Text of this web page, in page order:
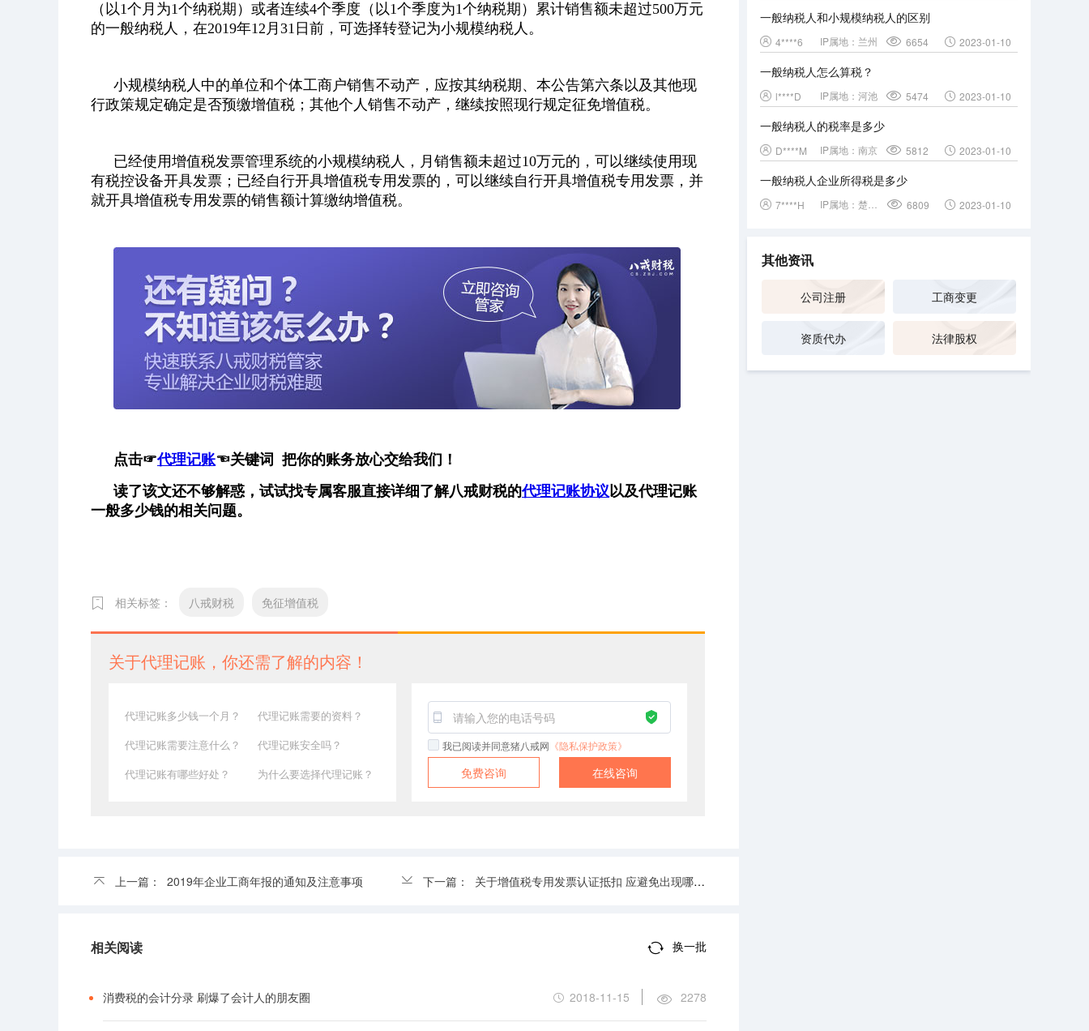
（以1个月为1个纳税期）或者连续4个季度（以1个季度为1个纳税期）累计销售额未超过500万元
的一般纳税人，在2019年12月31日前，可选择转登记为小规模纳税人。
小规模纳税人中的单位和个体工商户销售不动产，应按其纳税期、本公告第六条以及其他现
行政策规定确定是否预缴增值税；其他个人销售不动产，继续按照现行规定征免增值税。
已经使用增值税发票管理系统的小规模纳税人，月销售额未超过10万元的，可以继续使用现
有税控设备开具发票；已经自行开具增值税专用发票的，可以继续自行开具增值税专用发票，并
就开具增值税专用发票的销售额计算缴纳增值税。
点击☞代理记账☜关键词 把你的账务放心交给我们！
读了该文还不够解惑，试试找专属客服直接详细了解八戒财税的代理记账协议以及代理记账
一般多少钱的相关问题。
相关标签： 八戒财税 免征增值税
关于代理记账，你还需了解的内容！
代理记账多少钱一个月？
代理记账需要的资料？
代理记账需要注意什么？
代理记账安全吗？
代理记账有哪些好处？
为什么要选择代理记账？
我已阅读并同意猪八戒网 《隐私保护政策》
免费咨询 在线咨询
上一篇： 2019年企业工商年报的通知及注意事项 下一篇： 关于增值税专用发票认证抵扣 应避免出现哪些情况
相关阅读 换一批
消费税的会计分录 刷爆了会计人的朋友圈 2018-11-15 2278
一般纳税人和小规模纳税人的区别
4****6 IP属地： 兰州 6654 2023-01-10
一般纳税人怎么算税？
l****D IP属地： 河池 5474 2023-01-10
一般纳税人的税率是多少
D****M IP属地： 南京 5812 2023-01-10
一般纳税人企业所得税是多少
7****H IP属地： 6809 2023-01-10
其他资讯
公司注册 工商变更
资质代办 法律股权